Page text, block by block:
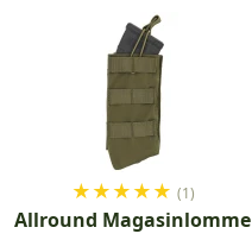
★★★★★ (1)
Allround Magasinlomme